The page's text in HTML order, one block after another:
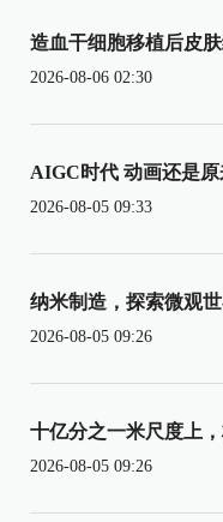
造血干细胞移植后皮
2026-08-06 02:30
AIGC时代 动画还是
2026-08-05 09:33
纳米制造，探索微观
2026-08-05 09:26
十亿分之一米尺度上
2026-08-05 09:26